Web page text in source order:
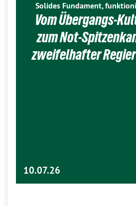
Solides Fundament,
Vom Übergangs-
zum Not-
zweifelhafter
10.07.26